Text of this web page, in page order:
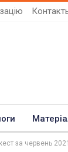
за червень